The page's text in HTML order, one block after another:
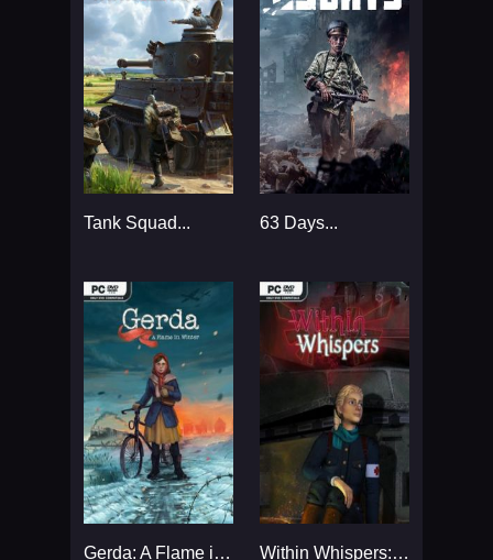
Tank Squad... 63 Days...
Gerda: A Flame in Winter... Within Whispers: The Fall...